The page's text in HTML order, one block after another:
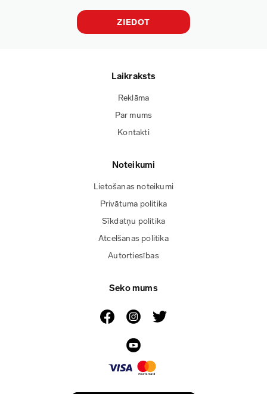
ZIEDOT
Laikraksts
Reklāma
Par mums
Kontakti
Noteikumi
Lietošanas noteikumi
Privātuma politika
Sīkdatņu politika
Atcelšanas politika
Autortiesības
Seko mums